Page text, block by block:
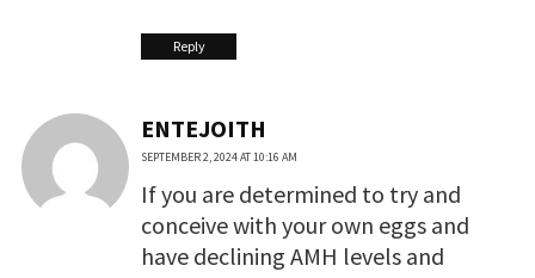
Reply
ENTEJOITH
SEPTEMBER 2, 2024 AT 10:16 AM
If you are determined to try and
conceive with your own eggs and
have declining AMH levels and